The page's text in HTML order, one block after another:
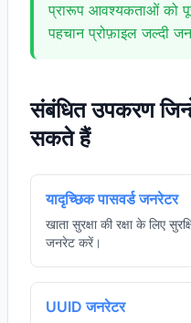
प्रारूप आवश्यकताओं को
पहचान प्रोफ़ाइल जल्दी
संबंधित उपकरण
सकते हैं
यादृच्छिक पासवर्ड जनरेटर
खाता सुरक्षा की रक्षा के लिए
जनरेट करें।
UUID जनरेटर